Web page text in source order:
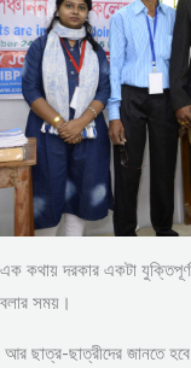
এক কথায় দরকার একটা
বলার সময়।
আর ছাত্র-ছাত্রীদের জানতে